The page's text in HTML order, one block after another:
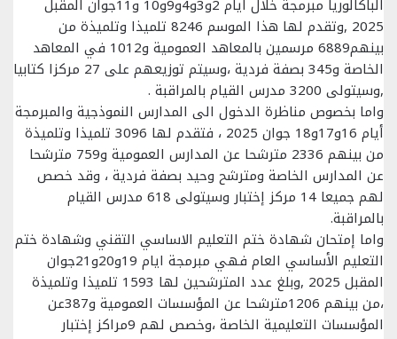
الباكالوريا مبرمجة خلال ايام 2و3و4و9و10 و11جوان المقبل
2025 ,وتقدم لها هذا الموسم 8246 تلميذا وتلميذة من
بينهم6889 مرسمين بالمعاهد العمومية و1012 في المعاهد
الخاصة و345 بصفة فردية ،وسيتم توزيعهم على 27 مركزا كتابيا
,وسيتولى 3200 مدرس القيام بالمراقبة .
واما بخصوص مناظرة الدخول الى المدارس النموذجية والمبرمجة
أيام 16و17و18 جوان 2025 ، فتقدم لها 3096 تلميذا وتلميذة
من بينهم 2336 مترشحا عن المدارس العمومية و759 مترشحا
عن المدارس الخاصة ومترشح وحيد بصفة فردية ، وقد خصص
لهم جميعا 14 مركز إختبار وسيتولى 618 مدرس القيام
بالمراقبة.
واما إمتحان شهادة ختم التعليم الاساسي التقني وشهادة ختم
التعليم الأساسي العام فهي مبرمجة ايام 19و20و21جوان
المقبل 2025 ,وبلغ عدد المترشحين لها 1593 تلميذا وتلميذة
،من بينهم 1206مترشحا عن المؤسسات العمومية و387عن
المؤسسات التعليمية الخاصة ،وخصص لهم 9مراكز إختبار